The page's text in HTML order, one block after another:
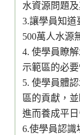
水資源問題
3.讓學員知道
500萬人水源
4. 使學員瞭
示範區的必要
5. 使學員體
區的貢獻，
進而養成平
6.使學員認識